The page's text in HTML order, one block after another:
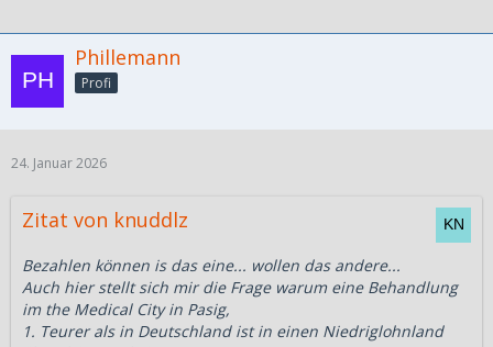
Phillemann
Profi
24. Januar 2026
Zitat von knuddlz
Bezahlen können is das eine... wollen das andere...
Auch hier stellt sich mir die Frage warum eine Behandlung
im the Medical City in Pasig,
1. Teurer als in Deutschland ist in einen Niedriglohnland